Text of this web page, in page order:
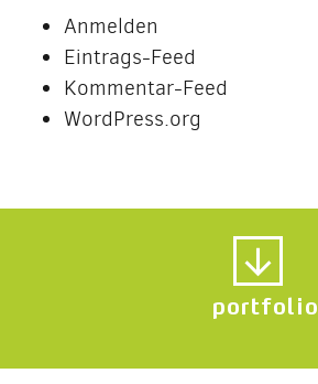
Anmelden
Eintrags-Feed
Kommentar-Feed
WordPress.org
portfolio